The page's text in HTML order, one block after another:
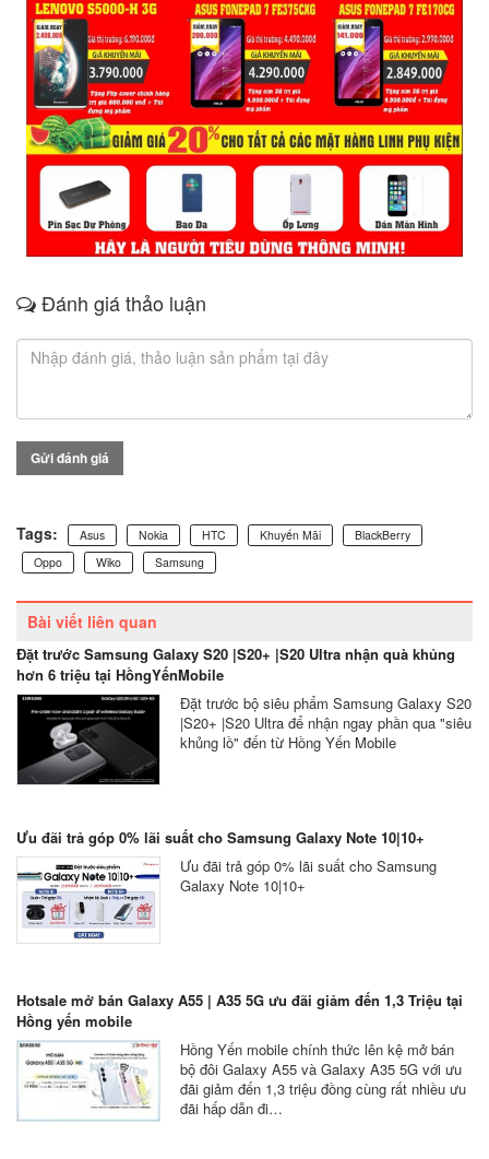
Đánh giá thảo luận
Gửi đánh giá
Tags: Asus Nokia HTC Khuyến Mãi
BlackBerry
Oppo
Wiko Samsung
Bài viết liên quan
Đặt trước Samsung Galaxy S20 |S20+ |S20 Ultra nhận quà khủng
hơn 6 triệu tại HồngYếnMobile
Đặt trước bộ siêu phẩm Samsung Galaxy S20
|S20+ |S20 Ultra để nhận ngay phần qua "siêu
khủng lồ" đến từ Hồng Yến Mobile
Ưu đãi trả góp 0% lãi suất cho Samsung Galaxy Note 10|10+
Ưu đãi trả góp 0% lãi suất cho Samsung
Galaxy Note 10|10+
Hotsale mở bán Galaxy A55 | A35 5G ưu đãi giảm đến 1,3 Triệu tại
Hồng yến mobile
Hồng Yến mobile chính thức lên kệ mở bán
bộ đôi Galaxy A55 và Galaxy A35 5G với ưu
đãi giảm đến 1,3 triệu đồng cùng rất nhiều ưu
đãi hấp dẫn đi…